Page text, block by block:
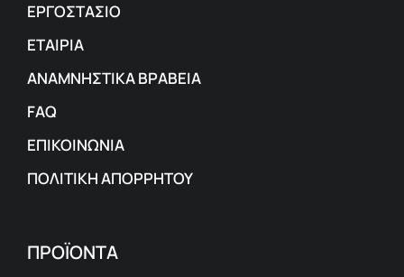
ΕΡΓΟΣΤΑΣΙΟ
ΕΤΑΙΡΙΑ
ΑΝΑΜΝΗΣΤΙΚΑ ΒΡΑΒΕΙΑ
FAQ
ΕΠΙΚΟΙΝΩΝΙΑ
ΠΟΛΙΤΙΚΗ ΑΠΟΡΡΗΤΟΥ
ΠΡΟΪΟΝΤΑ